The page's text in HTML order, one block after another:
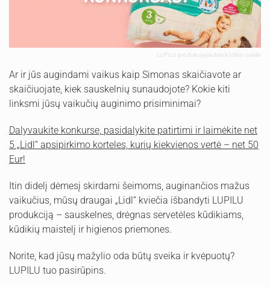
LUPILU produkcija jautriai kūdikio odelei
Ar ir jūs augindami vaikus kaip Simonas skaičiavote ar
skaičiuojate, kiek sauskelnių sunaudojote? Kokie kiti
linksmi jūsų vaikučių auginimo prisiminimai?
Dalyvaukite konkurse, pasidalykite patirtimi ir laimėkite net
5 „Lidl“ apsipirkimo korteles, kurių kiekvienos vertė – net 50
Eur!
Itin didelį dėmesį skirdami šeimoms, auginančios mažus
vaikučius, mūsų draugai „Lidl“ kviečia išbandyti LUPILU
produkciją – sauskelnes, drėgnas servetėles kūdikiams,
kūdikių maistelį ir higienos priemones.
Norite, kad jūsų mažylio oda būtų sveika ir kvėpuotų?
LUPILU tuo pasirūpins.